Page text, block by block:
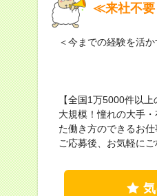
≪来社不要
＜今までの経験を活
【全国1万5000件以
大規模！憧れの大手
た働き方のできるお
ご応募後、お気軽にご